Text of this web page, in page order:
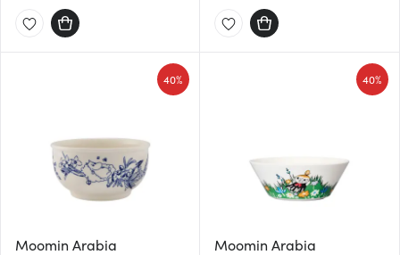
Moomin Arabia
40%
Moomin Arabia
40%